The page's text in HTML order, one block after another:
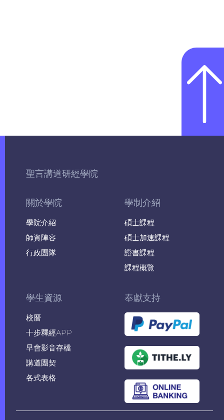
聖言講道研經學院
關於學院
學院介紹
師資陣容
行政團隊
學制介紹
碩士課程
碩士加速課程
證書課程
課程概覽
學生資源
校曆
十步釋經APP
早會影音存檔
講道團契
各式表格
奉獻支持